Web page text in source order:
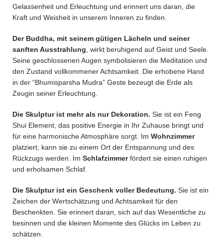
Gelassenheit und Erleuchtung und erinnert uns daran, die
Kraft und Weisheit in unserem Inneren zu finden.
Der Buddha, mit seinem gütigen Lächeln und seiner
sanften Ausstrahlung , wirkt beruhigend auf Geist und Seele.
Seine geschlossenen Augen symbolisieren die Meditation und
den Zustand vollkommener Achtsamkeit. Die erhobene Hand
in der “Bhumisparsha Mudra” Geste bezeugt die Erde als
Zeugin seiner Erleuchtung.
Die Skulptur ist mehr als nur Dekoration. Sie ist ein Feng
Shui Element, das positive Energie in Ihr Zuhause bringt und
für eine harmonische Atmosphäre sorgt. Im Wohnzimmer
platziert, kann sie zu einem Ort der Entspannung und des
Rückzugs werden. Im Schlafzimmerfördert sie einen ruhigen
und erholsamen Schlaf.
Die Skulptur ist ein Geschenk voller Bedeutung. Sie ist ein
Zeichen der Wertschätzung und Achtsamkeit für den
Beschenkten. Sie erinnert daran, sich auf das Wesentliche zu
besinnen und die kleinen Momente des Glücks im Leben zu
schätzen.